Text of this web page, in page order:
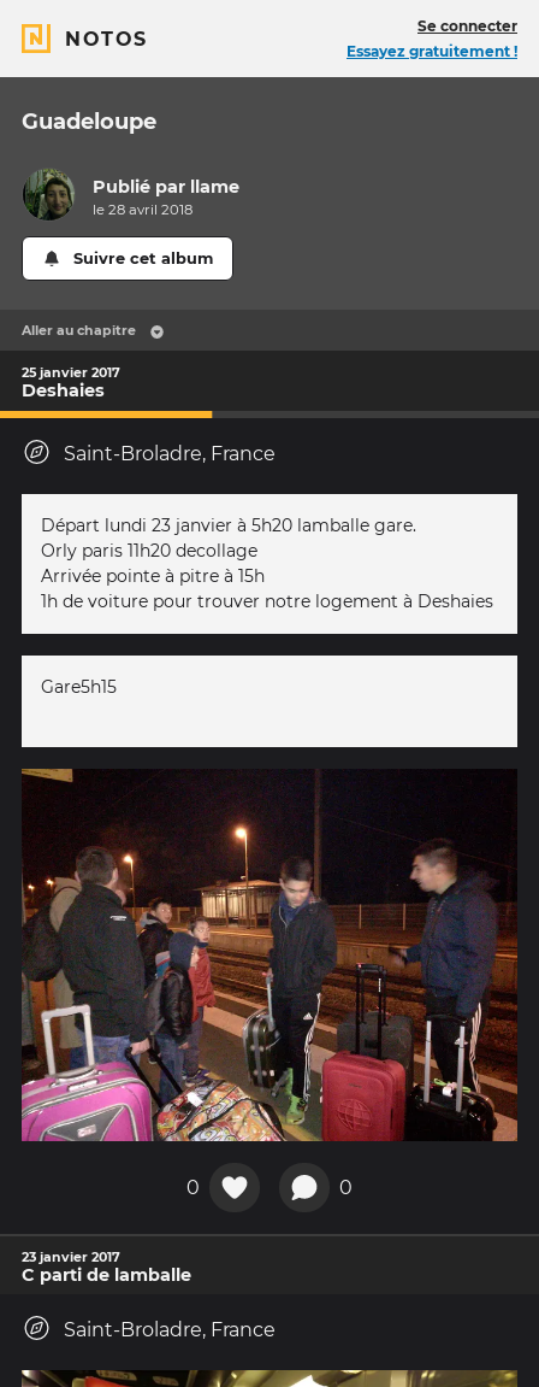
NOTOS
Se connecter
Essayez gratuitement !
Guadeloupe
Publié par llame
le 28 avril 2018
Suivre cet album
Aller au chapitre
25 janvier 2017
Deshaies
Saint-Broladre, France
Départ lundi 23 janvier à 5h20 lamballe gare.
Orly paris 11h20 decollage
Arrivée pointe à pitre à 15h
1h de voiture pour trouver notre logement à Deshaies
Gare5h15
0 0
23 janvier 2017
C parti de lamballe
Saint-Broladre, France